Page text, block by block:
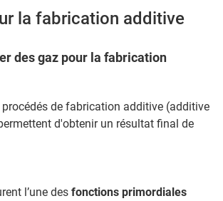
la fabrication additive
des gaz pour la fabrication
de fabrication additive (additive
d'obtenir un résultat final de
l’une desfonctions primordiales